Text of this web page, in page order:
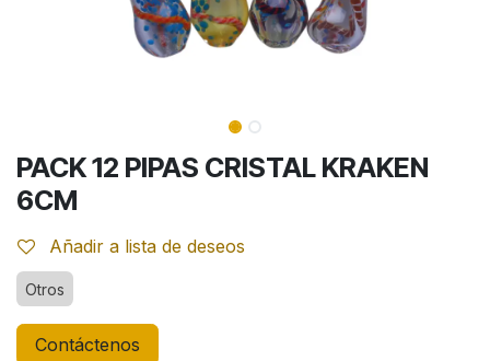
PACK 12 PIPAS CRISTAL KRAKEN
6CM
Añadir a lista de deseos
Otros
Contáctenos